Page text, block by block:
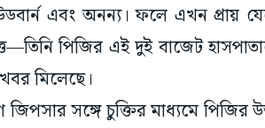
এবং অনন্য। ফলে এখন প্রায়
পিজির এই দুই বাজেট
মিলেছে।
সঙ্গে চুক্তির মাধ্যমে পিজির